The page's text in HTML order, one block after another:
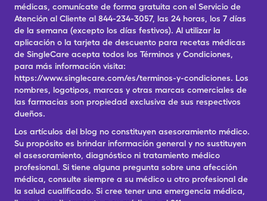
médicas, comunícate de forma gratuita con el Servicio de
Atención al Cliente al 844-234-3057, las 24 horas, los 7 días
de la semana (excepto los días festivos). Al utilizar la
aplicación o la tarjeta de descuento para recetas médicas
de SingleCare acepta todos los Términos y Condiciones,
para más información visita:
https://www.singlecare.com/es/terminos-y-condiciones. Los
nombres, logotipos, marcas y otras marcas comerciales de
las farmacias son propiedad exclusiva de sus respectivos
dueños.
Los artículos del blog no constituyen asesoramiento médico.
Su propósito es brindar información general y no sustituyen
el asesoramiento, diagnóstico ni tratamiento médico
profesional. Si tiene alguna pregunta sobre una afección
médica, consulte siempre a su médico u otro profesional de
la salud cualificado. Si cree tener una emergencia médica,